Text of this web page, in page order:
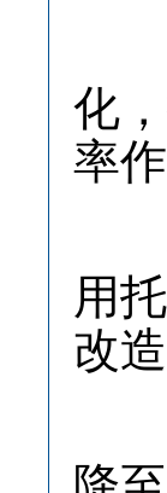
各
化
率作
在
用
改造
“